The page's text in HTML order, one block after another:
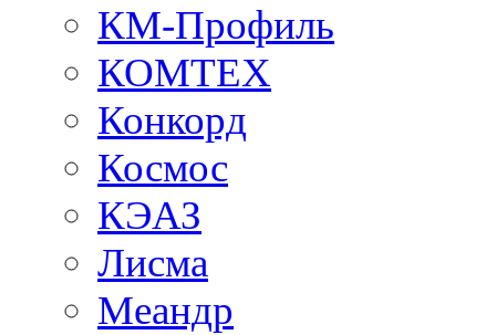
КМ-Профиль
КОМТЕХ
Конкорд
Космос
КЭАЗ
Лисма
Меандр